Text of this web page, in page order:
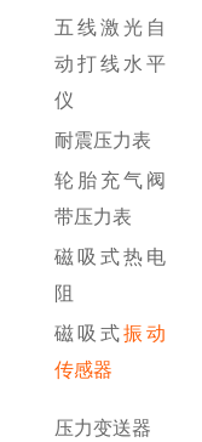
五线激光自
动打线水平
仪
耐震压力表
轮胎充气阀
带压力表
磁吸式热电
阻
磁吸式振动
传感器
压力变送器